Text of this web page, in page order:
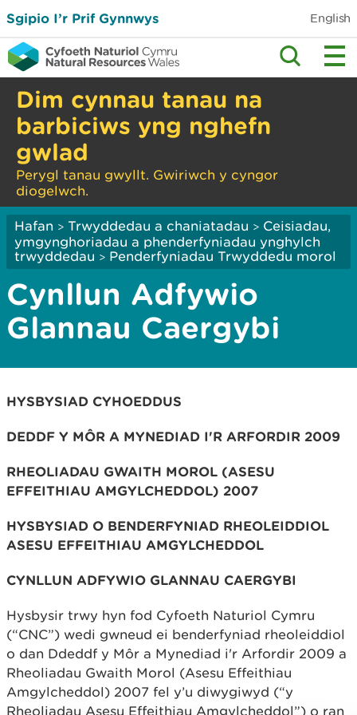
Sgipio I’r Prif Gynnwys English
Dim cynnau tanau na
barbiciws yng nghefn
gwlad
Perygl tanau gwyllt. Gwiriwch y cyngor
diogelwch.
Hafan > Trwyddedau a chaniatadau > Ceisiadau,
ymgynghoriadau a phenderfyniadau ynghylch
trwyddedau > Penderfyniadau Trwyddedu morol
Cynllun Adfywio
Glannau Caergybi
HYSBYSIAD CYHOEDDUS
DEDDF Y MÔR A MYNEDIAD I'R ARFORDIR 2009
RHEOLIADAU GWAITH MOROL (ASESU
EFFEITHIAU AMGYLCHEDDOL) 2007
HYSBYSIAD O BENDERFYNIAD RHEOLEIDDIOL
ASESU EFFEITHIAU AMGYLCHEDDOL
CYNLLUN ADFYWIO GLANNAU CAERGYBI
Hysbysir trwy hyn fod Cyfoeth Naturiol Cymru
(“CNC”) wedi gwneud ei benderfyniad rheoleiddiol
o dan Ddeddf y Môr a Mynediad i'r Arfordir 2009 a
Rheoliadau Gwaith Morol (Asesu Effeithiau
Amgylcheddol) 2007 fel y’u diwygiwyd (“y
Rheoliadau Asesu Effeithiau Amgylcheddol”) o ran